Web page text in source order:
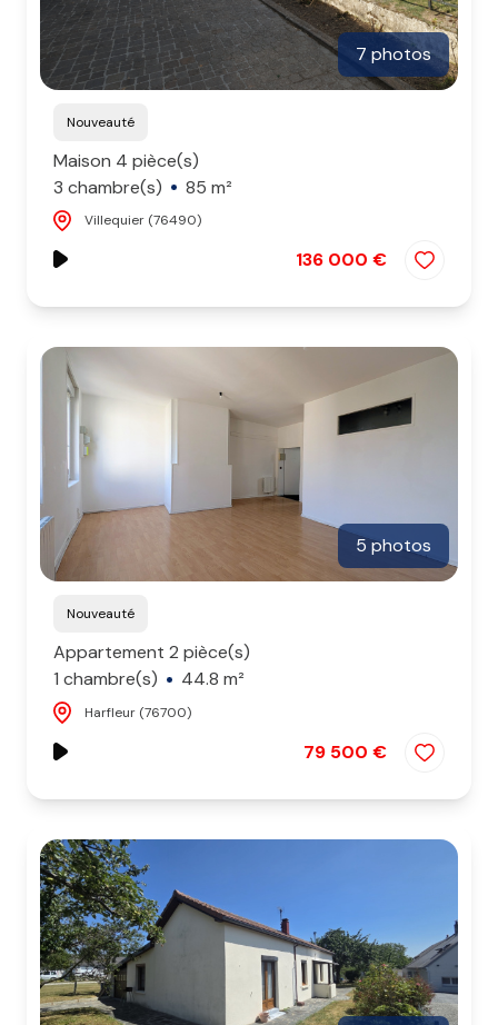
7 photos
Nouveauté
Maison 4 pièce(s)
3 chambre(s)
85 m²
Villequier (76490)
136 000 €
5 photos
Nouveauté
Appartement 2 pièce(s)
1 chambre(s)
44.8 m²
Harfleur (76700)
79 500 €